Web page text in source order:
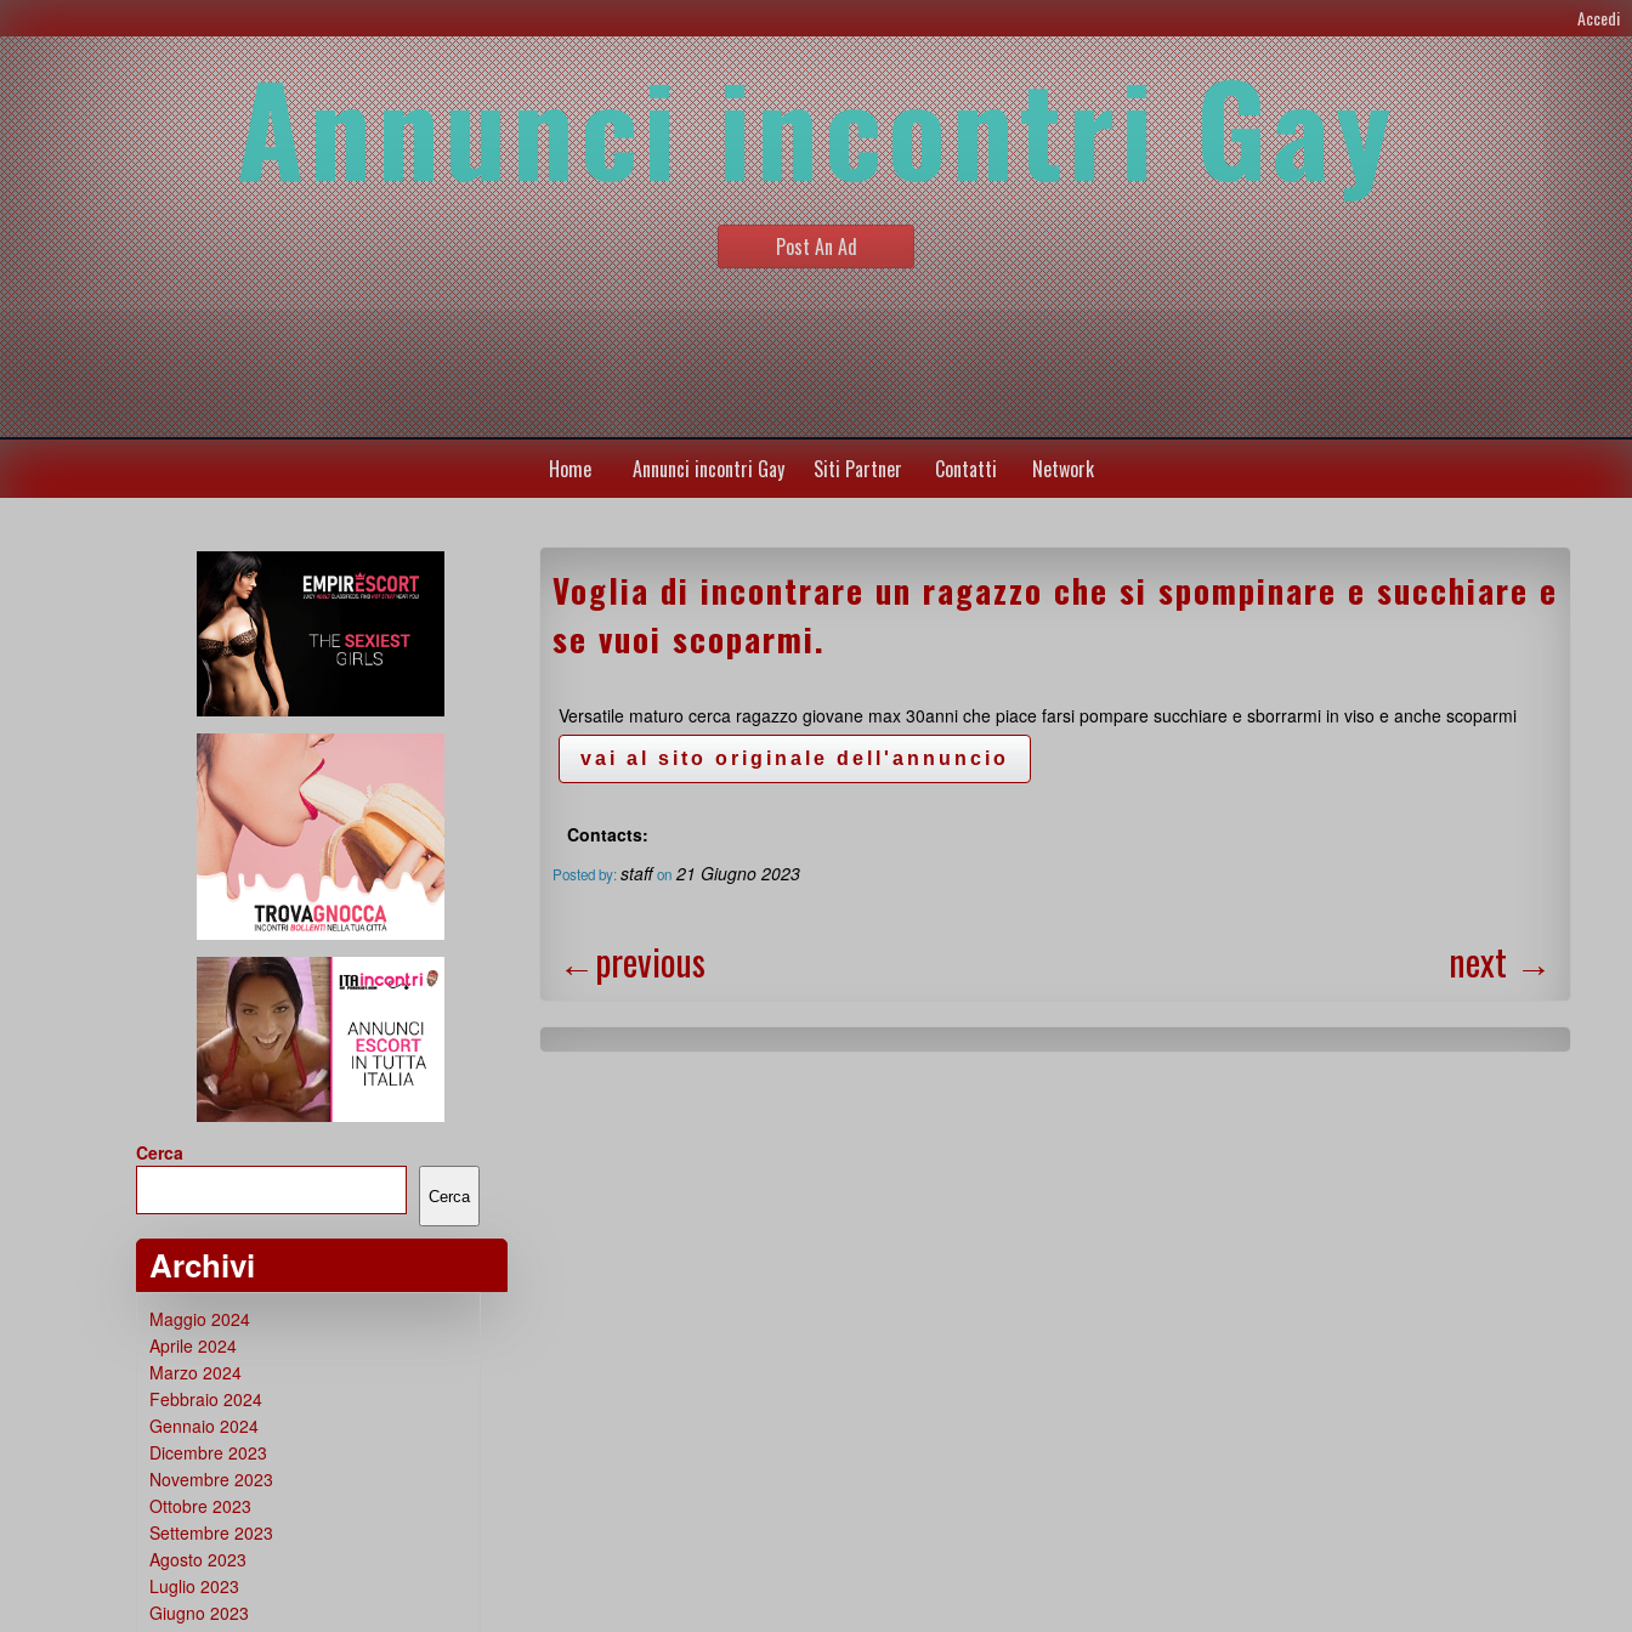
Accedi
Annunci incontri Gay
Post An Ad
Home Annunci incontri Gay Siti Partner Contatti Network
Voglia di incontrare un ragazzo che si spompinare e succhiare e
se vuoi scoparmi.
Versatile maturo cerca ragazzo giovane max 30anni che piace farsi pompare succhiare e sborrarmi in viso e anche scoparmi
Contacts:
Posted by:staff on 21 Giugno 2023
←previous next →
Cerca
Cerca
Archivi
Maggio 2024
Aprile 2024
Marzo 2024
Febbraio 2024
Gennaio 2024
Dicembre 2023
Novembre 2023
Ottobre 2023
Settembre 2023
Agosto 2023
Luglio 2023
Giugno 2023